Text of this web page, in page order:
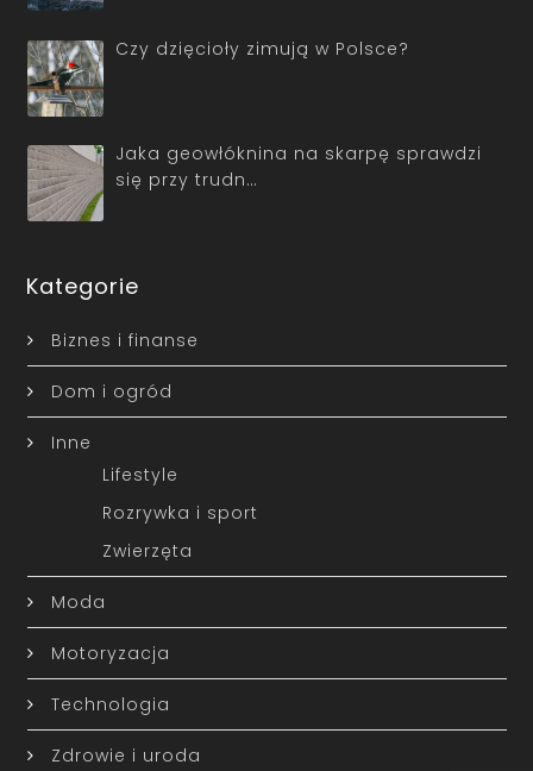
Czy dzięcioły zimują w Polsce?
Jaka geowłóknina na skarpę sprawdzi
się przy trudn…
Kategorie
Biznes i finanse
Dom i ogród
Inne
Lifestyle
Rozrywka i sport
Zwierzęta
Moda
Motoryzacja
Technologia
Zdrowie i uroda